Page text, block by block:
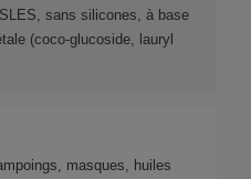
sans silicones, à base
(coco-glucoside, lauryl
masques, huiles